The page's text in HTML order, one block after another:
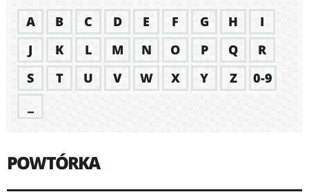
A B C D E F G H
I
J
K L M N O P Q
R
S
T U V W X Y Z
0-9
POWTÓRKA